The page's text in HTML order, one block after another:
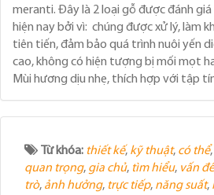
meranti. Đây là 2 loại gỗ được đánh
hiện nay bởi vì: chúng được xử lý, làm
tiên tiến, đảm bảo quá trình nuôi yến
cao, không có hiện tượng bị mối mọt
Mùi hương dịu nhẹ, thích hợp với tập
Từ khóa: thiết kế, kỹ thuật, có thể,
quan trọng, gia chủ, tìm hiểu, vấn đề
trò, ảnh hưởng, trực tiếp, năng suất,